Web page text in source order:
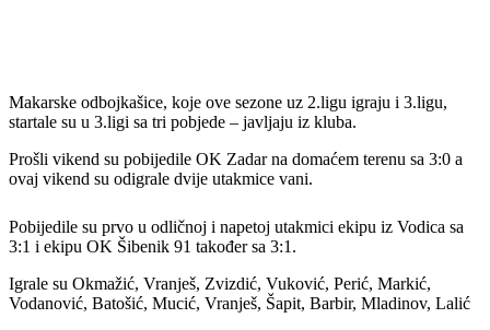
Makarske odbojkašice, koje ove sezone uz 2.ligu igraju i 3.ligu,
startale su u 3.ligi sa tri pobjede – javljaju iz kluba.
Prošli vikend su pobijedile OK Zadar na domaćem terenu sa 3:0 a
ovaj vikend su odigrale dvije utakmice vani.
Pobijedile su prvo u odličnoj i napetoj utakmici ekipu iz Vodica sa
3:1 i ekipu OK Šibenik 91 također sa 3:1.
Igrale su Okmažić, Vranješ, Zvizdić, Vuković, Perić, Markić,
Vodanović, Batošić, Mucić, Vranješ, Šapit, Barbir, Mladinov, Lalić